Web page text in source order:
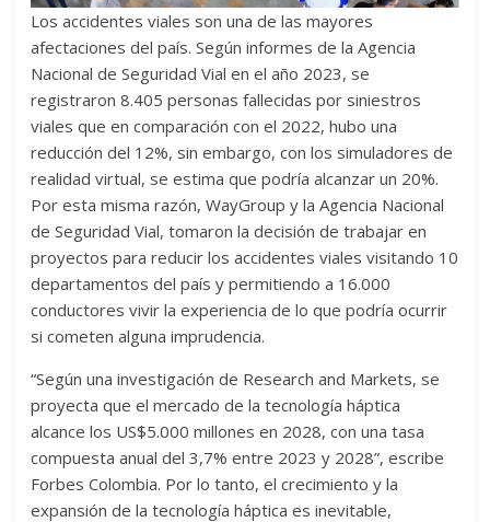
Los accidentes viales son una de las mayores
afectaciones del país. Según informes de la Agencia
Nacional de Seguridad Vial en el año 2023, se
registraron 8.405 personas fallecidas por siniestros
viales que en comparación con el 2022, hubo una
reducción del 12%, sin embargo, con los simuladores de
realidad virtual, se estima que podría alcanzar un 20%.
Por esta misma razón, WayGroup y la Agencia Nacional
de Seguridad Vial, tomaron la decisión de trabajar en
proyectos para reducir los accidentes viales visitando 10
departamentos del país y permitiendo a 16.000
conductores vivir la experiencia de lo que podría ocurrir
si cometen alguna imprudencia.
“Según una investigación de Research and Markets, se
proyecta que el mercado de la tecnología háptica
alcance los US$5.000 millones en 2028, con una tasa
compuesta anual del 3,7% entre 2023 y 2028”, escribe
Forbes Colombia. Por lo tanto, el crecimiento y la
expansión de la tecnología háptica es inevitable,